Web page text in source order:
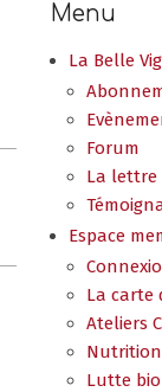
Menu
La Belle
Forum
La lettre
Espace
La carte
Ateliers
Nutrition
Lutte